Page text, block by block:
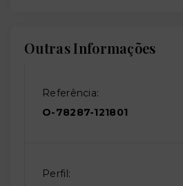
Outras Informações
Referência:
O-78287-121801
Perfil: